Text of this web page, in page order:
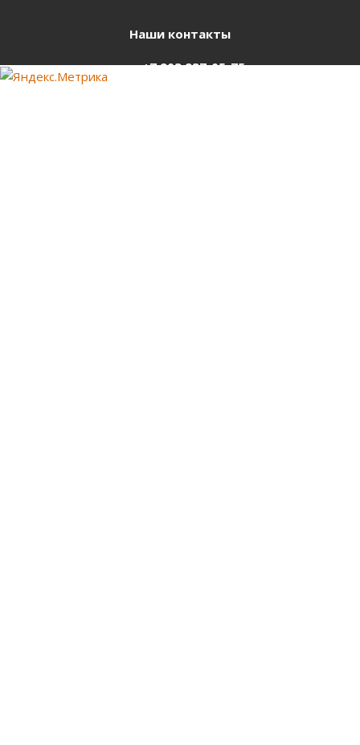
Наши контакты
+7 903 937-05-75